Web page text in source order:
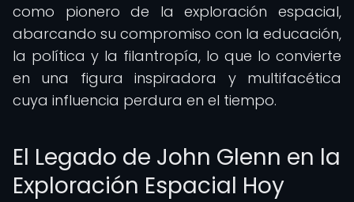
como pionero de la exploración espacial,
abarcando su compromiso con la educación,
la política y la filantropía, lo que lo convierte
en una figura inspiradora y multifacética
cuya influencia perdura en el tiempo.
El Legado de John Glenn en la
Exploración Espacial Hoy